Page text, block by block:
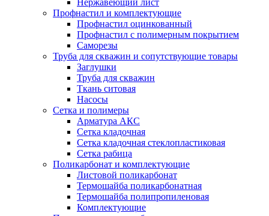
Нержавеющий лист
Профнастил и комплектующие
Профнастил оцинкованный
Профнастил с полимерным покрытием
Саморезы
Труба для скважин и сопутствующие товары
Заглушки
Труба для скважин
Ткань ситовая
Насосы
Сетка и полимеры
Арматура АКС
Сетка кладочная
Сетка кладочная стеклопластиковая
Сетка рабица
Поликарбонат и комплектующие
Листовой поликарбонат
Термошайба поликарбонатная
Термошайба полипропиленовая
Комплектующие